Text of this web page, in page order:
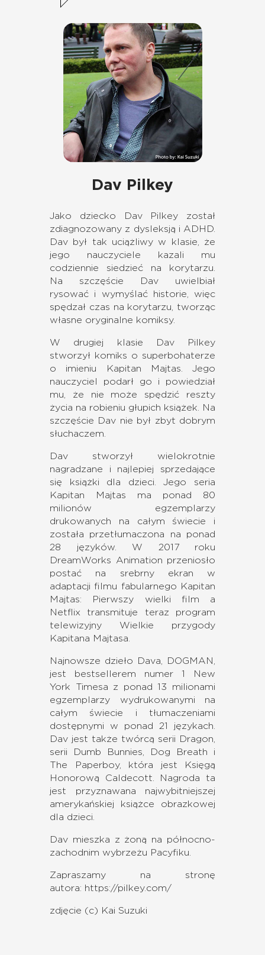
Dav Pilkey
Jako dziecko Dav Pilkey został
zdiagnozowany z dysleksją i ADHD.
Dav był tak uciążliwy w klasie, że
jego nauczyciele kazali mu
codziennie siedzieć na korytarzu.
Na szczęście Dav uwielbiał
rysować i wymyślać historie, więc
spędzał czas na korytarzu, tworząc
własne oryginalne komiksy.
W drugiej klasie Dav Pilkey
stworzył komiks o superbohaterze
o imieniu Kapitan Majtas. Jego
nauczyciel podarł go i powiedział
mu, że nie może spędzić reszty
życia na robieniu głupich książek. Na
szczęście Dav nie był zbyt dobrym
słuchaczem.
Dav stworzył wielokrotnie
nagradzane i najlepiej sprzedające
się książki dla dzieci. Jego seria
Kapitan Majtas ma ponad 80
milionów egzemplarzy
drukowanych na całym świecie i
została przetłumaczona na ponad
28 języków. W 2017 roku
DreamWorks Animation przeniosło
postać na srebrny ekran w
adaptacji filmu fabularnego Kapitan
Majtas: Pierwszy wielki film a
Netflix transmituje teraz program
telewizyjny Wielkie przygody
Kapitana Majtasa.
Najnowsze dzieło Dava, DOGMAN,
jest bestsellerem numer 1 New
York Timesa z ponad 13 milionami
egzemplarzy wydrukowanymi na
całym świecie i tłumaczeniami
dostępnymi w ponad 21 językach.
Dav jest także twórcą serii Dragon,
serii Dumb Bunnies, Dog Breath i
The Paperboy, która jest Księgą
Honorową Caldecott. Nagroda ta
jest przyznawana najwybitniejszej
amerykańskiej książce obrazkowej
dla dzieci.
Dav mieszka z żoną na północno-
zachodnim wybrzeżu Pacyfiku.
Zapraszamy na stronę
autora: https://pilkey.com/
zdjęcie (c) Kai Suzuki